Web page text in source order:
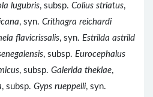
lugubris, subsp. Colius striatus,
, syn. Crithagra reichardi
flavicrissalis, syn. Estrilda astrild
, subsp. Eurocephalus
, subsp. Galerida theklae,
, subsp. Gyps rueppelli, syn.